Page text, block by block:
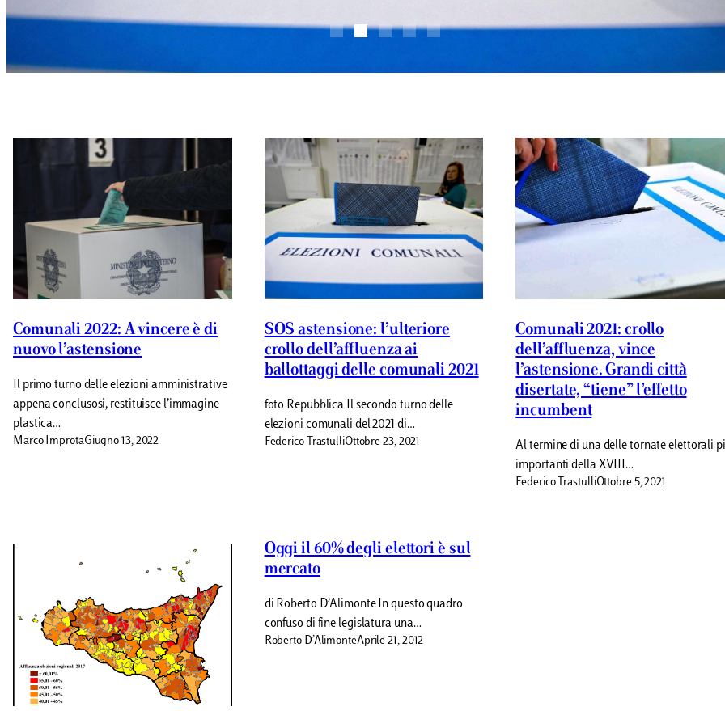
Comunali 2022: A vincere è di
nuovo l’astensione
Il primo turno delle elezioni amministrative
appena conclusosi, restituisce l’immagine
plastica…
Marco ImprotaGiugno 13, 2022
SOS astensione: l’ulteriore
crollo dell’affluenza ai
ballottaggi delle comunali 2021
foto Repubblica Il secondo turno delle
elezioni comunali del 2021 di…
Federico TrastulliOttobre 23, 2021
Comunali 2021: crollo
dell’affluenza, vince
l’astensione. Grandi città
disertate, “tiene” l’effetto
incumbent
Al termine di una delle tornate elettorali
importanti della XVIII…
Federico TrastulliOttobre 5, 2021
Oggi il 60% degli elettori è sul
mercato
di Roberto D’Alimonte In questo quadro
confuso di fine legislatura una…
Roberto D’AlimonteAprile 21, 2012